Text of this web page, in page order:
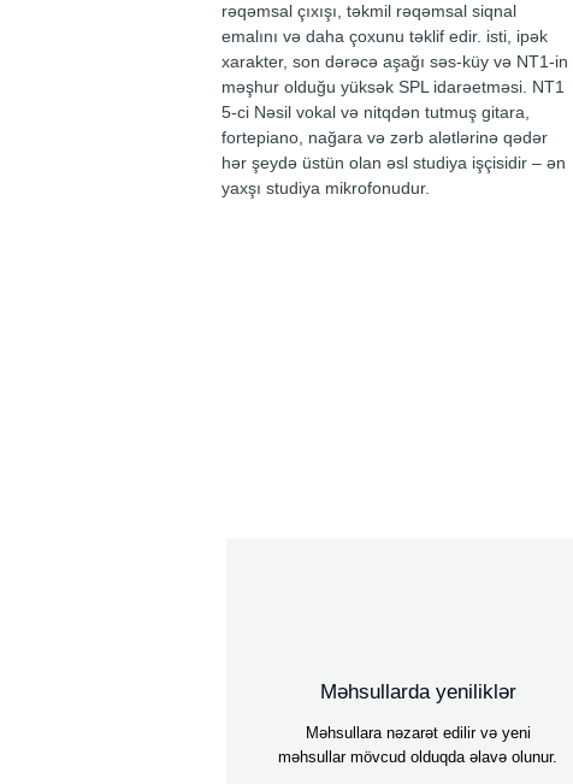
rəqəmsal çıxışı, təkmil rəqəmsal siqnal
emalını və daha çoxunu təklif edir. isti, ipək
xarakter, son dərəcə aşağı səs-küy və NT1-in
məşhur olduğu yüksək SPL idarəetməsi. NT1
5-ci Nəsil vokal və nitqdən tutmuş gitara,
fortepiano, nağara və zərb alətlərinə qədər
hər şeydə üstün olan əsl studiya işçisidir – ən
yaxşı studiya mikrofonudur.
Məhsullarda yeniliklər
Məhsullara nəzarət edilir və yeni
məhsullar mövcud olduqda əlavə olunur.